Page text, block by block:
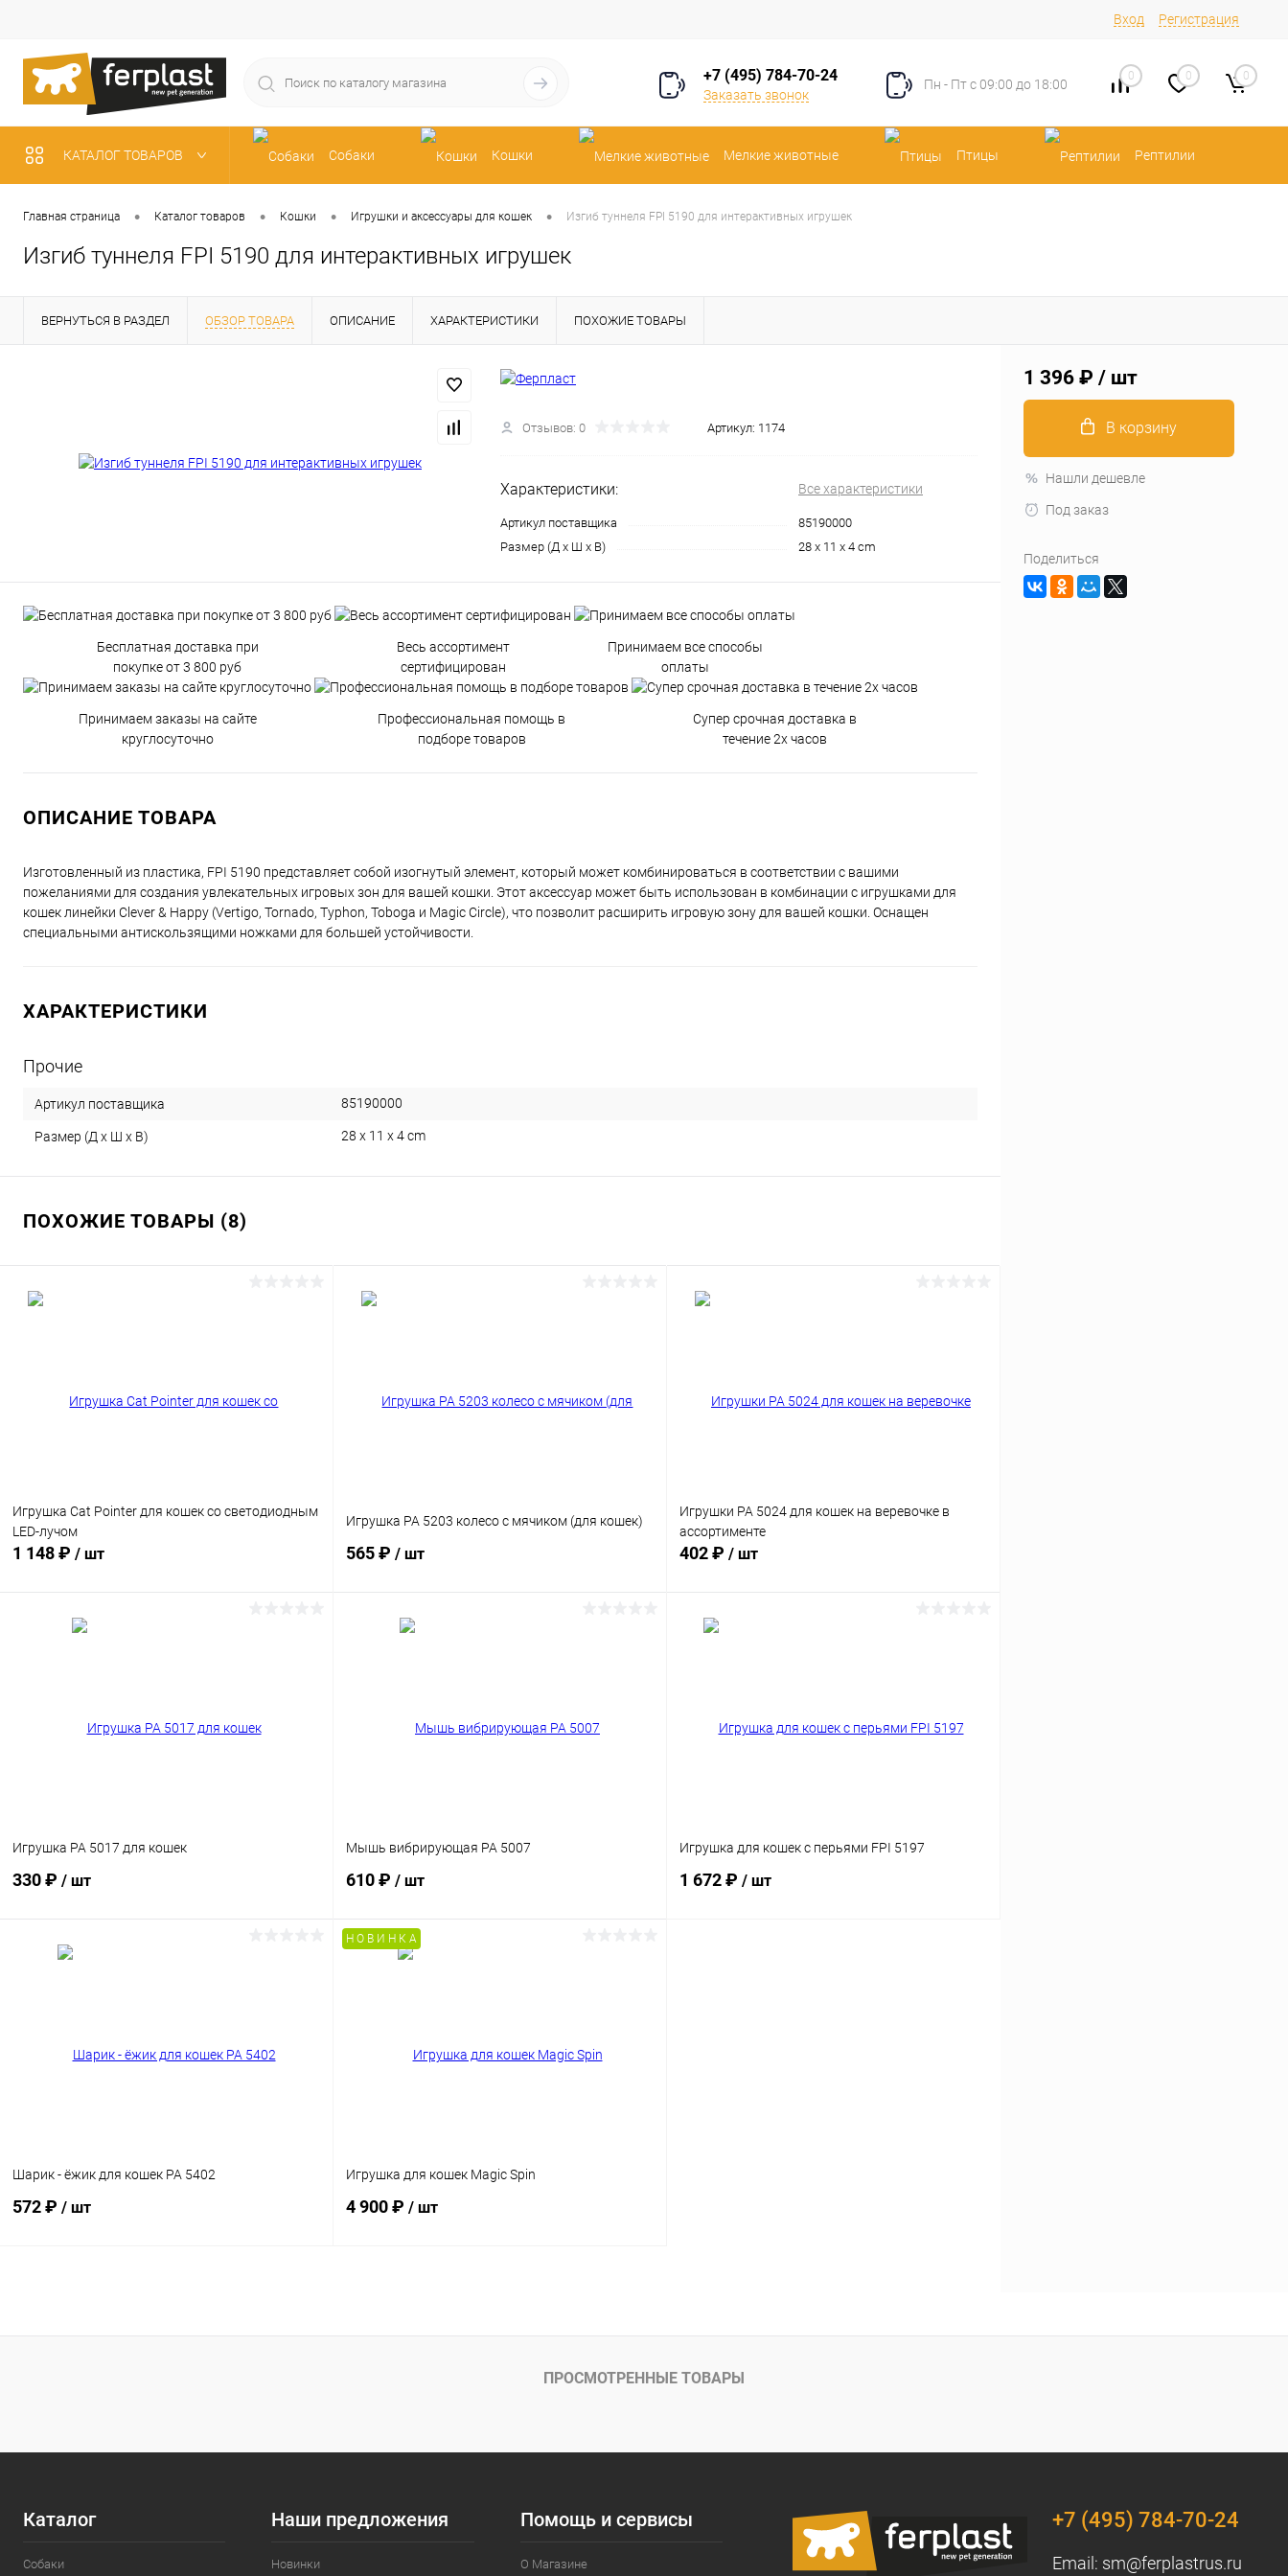
Вход Регистрация
+7 (495) 784-70-24
Заказать звонок
Пн - Пт с 09:00 до 18:00
0 0 0
КАТАЛОГ ТОВАРОВ Собаки Кошки Мелкие животные Птицы Рептилии
Рыбки
Главная страница • Каталог товаров • Кошки • Игрушки и аксессуары для кошек • Изгиб туннеля FPI 5190 для интерактивных игрушек
Изгиб туннеля FPI 5190 для интерактивных игрушек
ВЕРНУТЬСЯ В РАЗДЕЛ ОБЗОР ТОВАРА ОПИСАНИЕ ХАРАКТЕРИСТИКИ ПОХОЖИЕ ТОВАРЫ
Отзывов: 0 Артикул: 1174
Характеристики: Все характеристики
Артикул поставщика
85190000
Размер (Д х Ш х В)
28 x 11 x 4 cm
Бесплатная доставка при
покупке от 3 800 руб
Весь ассортимент
сертифицирован
Принимаем все способы
оплаты
Принимаем заказы на сайте
круглосуточно
Профессиональная помощь в
подборе товаров
Супер срочная доставка в
течение 2х часов
ОПИСАНИЕ ТОВАРА
Изготовленный из пластика, FPI 5190 представляет собой изогнутый элемент, который может комбинироваться в соответствии с вашими
пожеланиями для создания увлекательных игровых зон для вашей кошки. Этот аксессуар может быть использован в комбинации с игрушками для
кошек линейки Clever & Happy (Vertigo, Tornado, Typhon, Toboga и Magic Circle), что позволит расширить игровую зону для вашей кошки. Оснащен
специальными антискользящими ножками для большей устойчивости.
ХАРАКТЕРИСТИКИ
Прочие
Артикул поставщика 85190000
Размер (Д х Ш х В) 28 x 11 x 4 cm
ПОХОЖИЕ ТОВАРЫ (8)
Игрушка Cat Pointer для кошек со светодиодным
LED-лучом
1 148 ₽ / шт
Игрушка PA 5203 колесо с мячиком (для кошек)
565 ₽ / шт
Игрушки PA 5024 для кошек на веревочке в
ассортименте
402 ₽ / шт
Игрушка PA 5017 для кошек
330 ₽ / шт
Мышь вибрирующая PA 5007
610 ₽ / шт
Игрушка для кошек с перьями FPI 5197
1 672 ₽ / шт
Шарик - ёжик для кошек PA 5402
572 ₽ / шт
Сравнение
Н О В И Н К А
Игрушка для кошек Magic Spin
4 900 ₽ / шт
Сравнение
1 396 ₽ / шт
В корзину
Нашли дешевле
Под заказ
Поделиться
ПРОСМОТРЕННЫЕ ТОВАРЫ
Каталог
Собаки
Наши предложения
Новинки
Помощь и сервисы
О Магазине
+7 (495) 784-70-24
Email: sm@ferplastrus.ru